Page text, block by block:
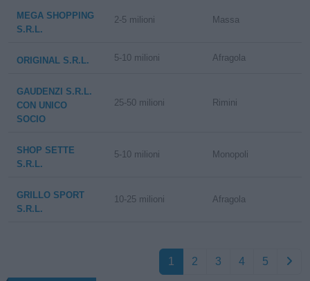
MEGA SHOPPING
S.R.L.
2-5 milioni Massa
ORIGINAL S.R.L. 5-10 milioni Afragola
GAUDENZI S.R.L.
CON UNICO
SOCIO
25-50 milioni Rimini
SHOP SETTE
S.R.L.
5-10 milioni Monopoli
GRILLO SPORT
S.R.L.
10-25 milioni Afragola
1 2 3 4 5